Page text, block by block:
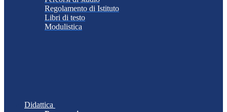
Regolamento di Istituto
Libri di testo
Modulistica
Didattica